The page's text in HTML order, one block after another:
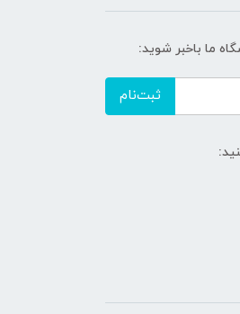
ما باخبر شوید:
ثبت‌نام